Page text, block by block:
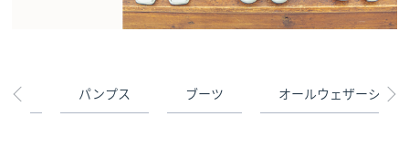
ス パンプス ブーツ オールウェザーシュー